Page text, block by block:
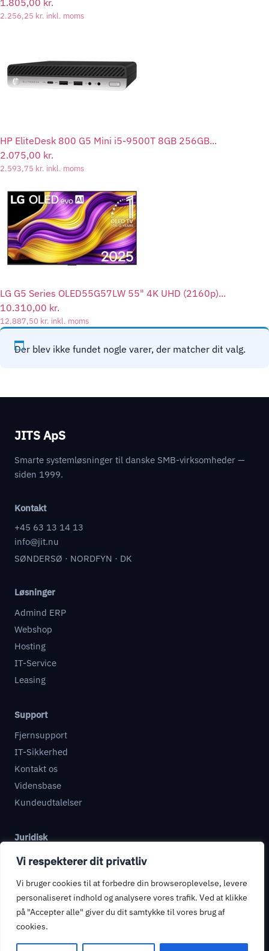
Vi respekterer dit privatliv
Vi bruger cookies til at forbedre din browseroplevelse, levere
personaliseret indhold og analysere vores trafik. Ved at klikke
på "Accepter alle" giver du dit samtykke til vores brug af
cookies.
2.256,25 kr. inkl. moms
HP EliteDesk 800 G5 Mini i5-9500T 8GB 256GB...
2.075,00 kr.
2.593,75 kr. inkl. moms
LG G5 Series OLED55G57LW 55" 4K UHD (2160p)...
10.310,00 kr.
12.887,50 kr. inkl. moms
Der blev ikke fundet nogle varer, der matcher dit valg.
JITS ApS
Smarte systemløsninger til danske SMB-virksomheder —
siden 1999.
Kontakt
+45 63 13 14 13
info@jit.nu
SØNDERSØ · NORDFYN · DK
Løsninger
Admind ERP
Webshop
Hosting
IT-Service
Leasing
Support
Fjernsupport
IT-Sikkerhed
Kontakt os
Vidensbase
Kundeudtalelser
Juridisk
Databehandleraftale
Privatlivspolitik
Handelsbetingelser